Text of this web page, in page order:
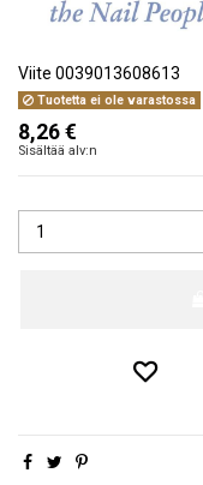
Viite 0039013608613
Tuotetta ei ole varastossa
8,26 €
Sisältää alv:n